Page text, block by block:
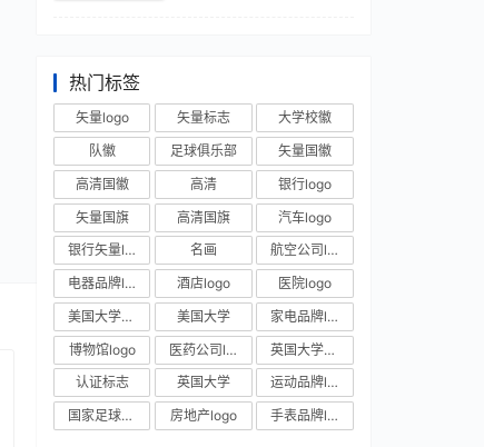
热门标签
矢量logo 矢量标志
大学校徽
队徽
足球俱乐部
矢量国徽
高清国徽
高清
银行logo
矢量国旗
高清国旗
汽车logo
银行矢量logo
名画
航空公司logo
电器品牌logo
酒店logo
医院logo
美国大学校徽
美国大学
家电品牌logo
博物馆logo
医药公司logo
英国大学校徽
认证标志
英国大学
运动品牌logo
国家足球队队徽
房地产logo 手表品牌logo